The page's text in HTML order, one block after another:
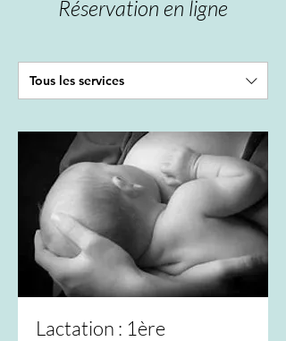
Réservation en ligne
Tous les services
Lactation : 1ère